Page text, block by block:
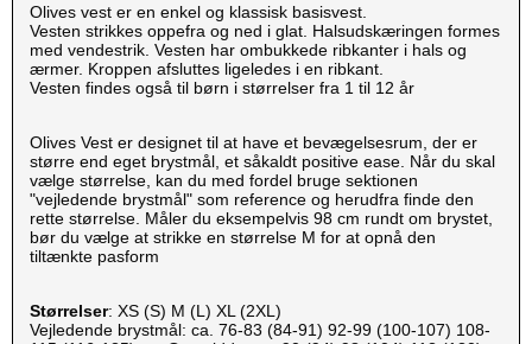
Olives vest er en enkel og klassisk basisvest.
Vesten strikkes oppefra og ned i glat. Halsudskæringen formes
med vendestrik. Vesten har ombukkede ribkanter i hals og
ærmer. Kroppen afsluttes ligeledes i en ribkant.
Vesten findes også til børn i størrelser fra 1 til 12 år
Olives Vest er designet til at have et bevægelsesrum, der er
større end eget brystmål, et såkaldt positive ease. Når du skal
vælge størrelse, kan du med fordel bruge sektionen
"vejledende brystmål" som reference og herudfra finde den
rette størrelse. Måler du eksempelvis 98 cm rundt om brystet,
bør du vælge at strikke en størrelse M for at opnå den
tiltænkte pasform
Størrelser: XS (S) M (L) XL (2XL)
Vejledende brystmål: ca. 76-83 (84-91) 92-99 (100-107) 108-